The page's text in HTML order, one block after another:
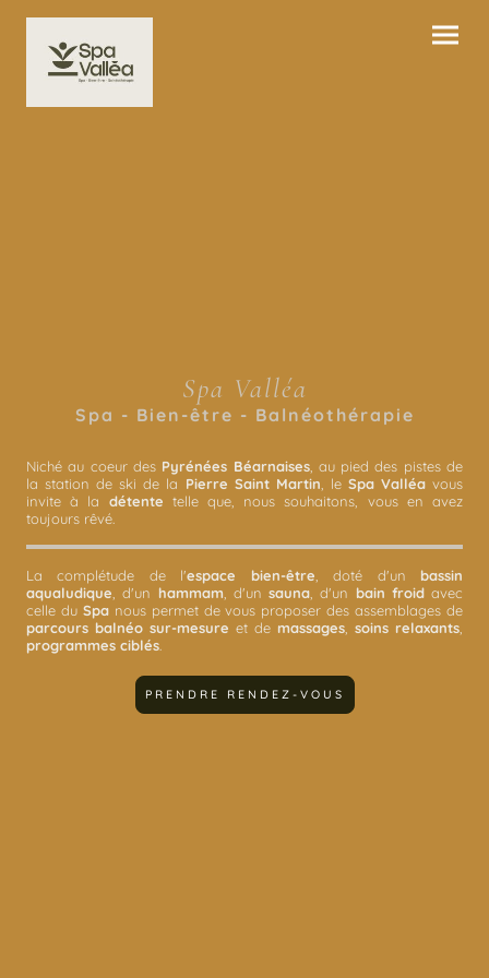
Spa Valléa
Spa - Bien-être - Balnéothérapie
Niché au coeur des Pyrénées Béarnaises, au pied des pistes de
la station de ski de la Pierre Saint Martin , le Spa Valléavous
invite à la détente telle que, nous souhaitons, vous en avez
toujours rêvé.
La complétude de l'espace bien-être, doté d'unbassin
aqualudique, d'un hammam, d'un sauna, d'un bain froidavec
celle du Spanous permet de vous proposer des assemblages de
parcours balnéo sur-mesure et de massages, soins relaxants,
programmes ciblés.
PRENDRE RENDEZ-VOUS